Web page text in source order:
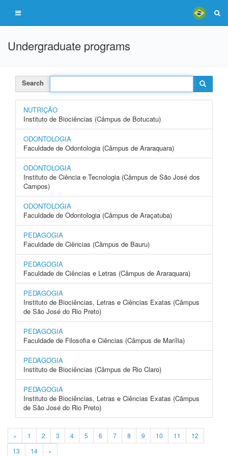
Undergraduate programs
Search
NUTRIÇÃO
Instituto de Biociências (Câmpus de Botucatu)
ODONTOLOGIA
Faculdade de Odontologia (Câmpus de Araraquara)
ODONTOLOGIA
Instituto de Ciência e Tecnologia (Câmpus de São José dos
Campos)
ODONTOLOGIA
Faculdade de Odontologia (Câmpus de Araçatuba)
PEDAGOGIA
Faculdade de Ciências (Câmpus de Bauru)
PEDAGOGIA
Faculdade de Ciências e Letras (Câmpus de Araraquara)
PEDAGOGIA
Instituto de Biociências, Letras e Ciências Exatas (Câmpus
de São José do Rio Preto)
PEDAGOGIA
Faculdade de Filosofia e Ciências (Câmpus de Marília)
PEDAGOGIA
Instituto de Biociências (Câmpus de Rio Claro)
PEDAGOGIA
Instituto de Biociências, Letras e Ciências Exatas (Câmpus
de São José do Rio Preto)
« 1 2 3 4 5 6 7 8 9 10 11
12
13
14 »